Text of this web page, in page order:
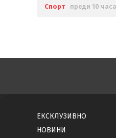
Спорт преди 13 часа
ЕКСКЛУЗИВНО
НОВИНИ